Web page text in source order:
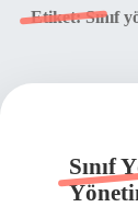
Etiket:Sınıf
Sınıf